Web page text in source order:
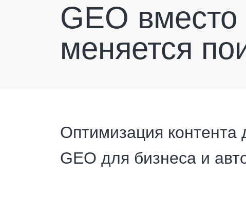
GEO вместо
меняется
Оптимизация контента
GEO для бизнеса и